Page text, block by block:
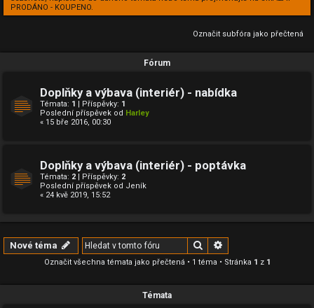
PRODÁNO - KOUPENO.
Označit subfóra jako přečtená
Fórum
Doplňky a výbava (interiér) - nabídka
Témata: 1 | Příspěvky: 1
Poslední příspěvek od Harley
« 15 bře 2016, 00:30
Doplňky a výbava (interiér) - poptávka
Témata: 2 | Příspěvky: 2
Poslední příspěvek od Jeník
« 24 kvě 2019, 15:52
Nové téma Hledat
Označit všechna témata jako přečtená • 1 téma • Stránka 1 z 1
Témata